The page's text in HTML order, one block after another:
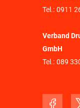
Tel.: 0911
Verband
GmbH
Tel.: 089